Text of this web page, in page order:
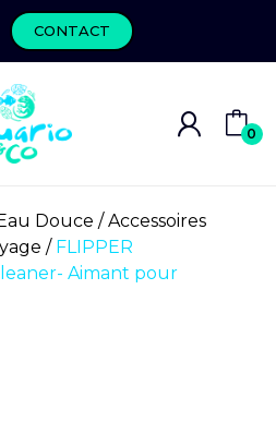
CONTACT
0
Douce
Accessoires
FLIPPER
Aimant pour